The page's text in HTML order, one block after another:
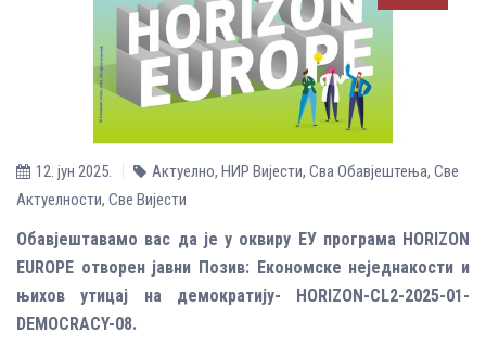
12. јун 2025. Актуелно, НИР Вијести, Сва Обавјештења, Све
Aктуелности, Све Вијести
Обавјештавамо вас да је у оквиру ЕУ програма HORIZON
ЕUROPE отворен јавни Позив: Економске неједнакости и
њихов утицај на демократију- HORIZON-CL2-2025-01-
DEMOCRACY-08.